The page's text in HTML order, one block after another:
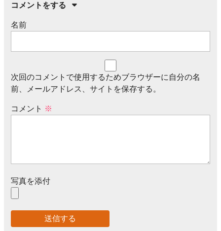
コメントをする
名前
次回のコメントで使用するためブラウザーに自分の名
前、メールアドレス、サイトを保存する。
コメント ※
写真を添付